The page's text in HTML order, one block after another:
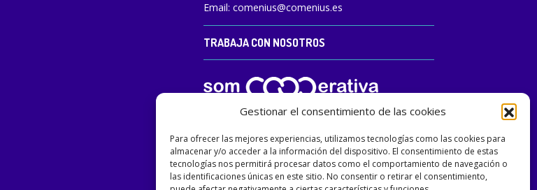
Gestionar el consentimiento de las cookies
Para ofrecer las mejores experiencias, utilizamos tecnologías como las cookies para
almacenar y/o acceder a la información del dispositivo. El consentimiento de estas
tecnologías nos permitirá procesar datos como el comportamiento de navegación o
las identificaciones únicas en este sitio. No consentir o retirar el consentimiento,
Email: comenius@comenius.es
TRABAJA CON NOSOTROS